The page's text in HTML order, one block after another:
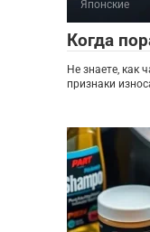
Японские
Когда
Не знаете, как
признаки